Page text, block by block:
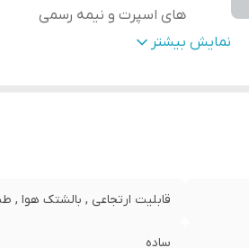
های اسپرت و نیمه رسمی
نگهداری:دستمال مرطوبنمایش بیشتر
قابلیت ارتجاعی , بالشتک هوا ,
ساده